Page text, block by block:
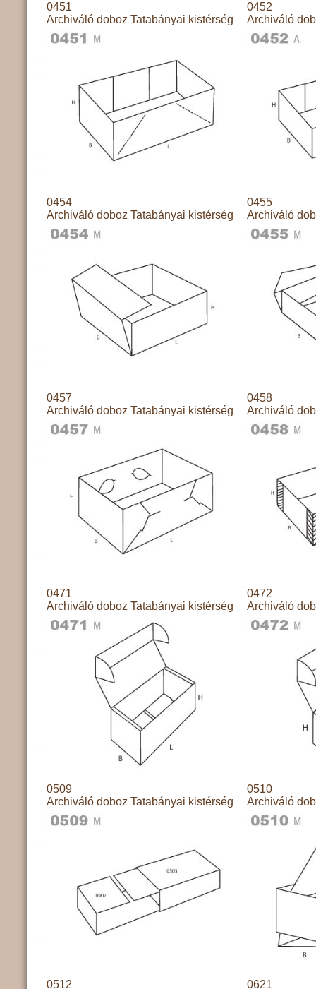
0451
Archiváló doboz Tatabányai kistérség
0452
Archiváló
0454
Archiváló doboz Tatabányai kistérség
0455
Archiváló
0457
Archiváló doboz Tatabányai kistérség
0458
Archiváló
0471
Archiváló doboz Tatabányai kistérség
0472
Archiváló
0509
Archiváló doboz Tatabányai kistérség
0510
Archiváló
0512
0621